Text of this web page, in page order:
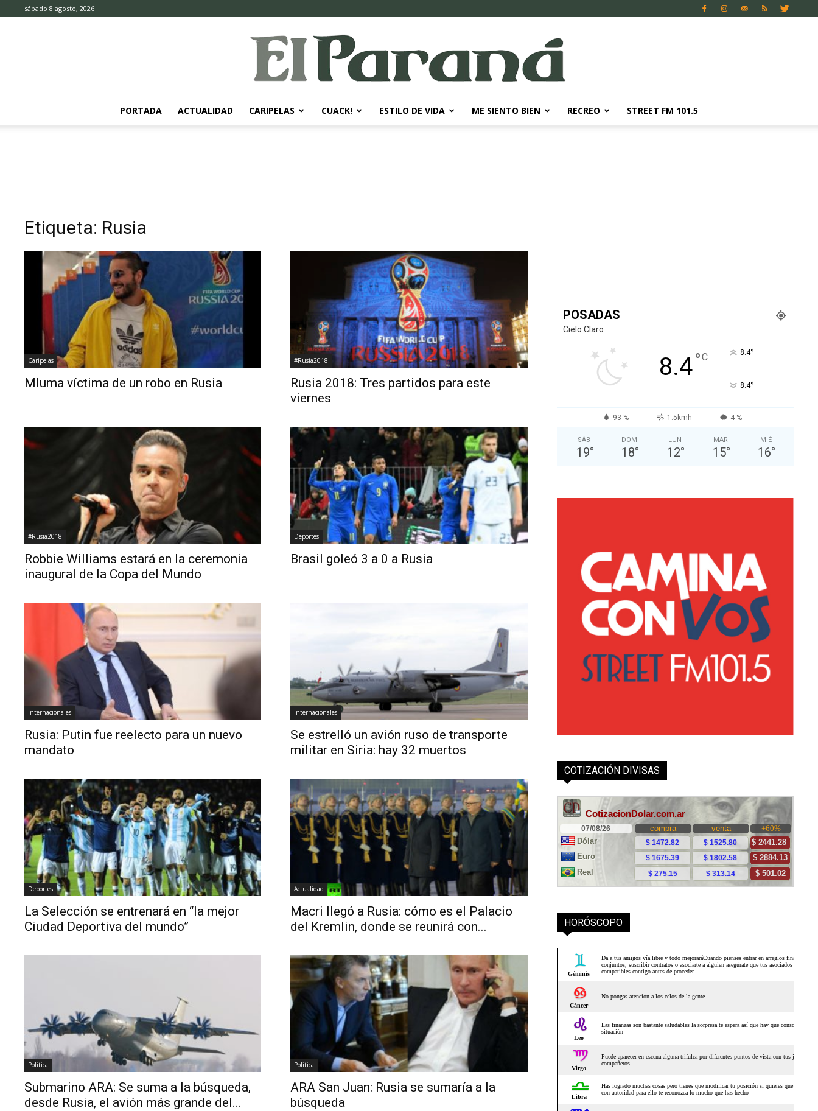
sábado 8 agosto, 2026
Diario
PORTADA ACTUALIDAD CARIPELAS CUACK! ESTILO DE VIDA ME SIENTO BIEN RECREO STREET FM 101.5
Etiqueta: Rusia
Caripelas
Mluma víctima de un robo en Rusia
#Rusia2018
Rusia 2018: Tres partidos para este
viernes
#Rusia2018
Robbie Williams estará en la ceremonia
inaugural de la Copa del Mundo
Deportes
Brasil goleó 3 a 0 a Rusia
Internacionales
Rusia: Putin fue reelecto para un nuevo
mandato
Internacionales
Se estrelló un avión ruso de transporte
militar en Siria: hay 32 muertos
Deportes
La Selección se entrenará en “la mejor
Ciudad Deportiva del mundo”
Actualidad
Macri llegó a Rusia: cómo es el Palacio
del Kremlin, donde se reunirá con...
Politica
Submarino ARA: Se suma a la búsqueda,
desde Rusia, el avión más grande del...
Politica
ARA San Juan: Rusia se sumaría a la
búsqueda
POSADAS
Cielo Claro
8.4°C 8.4°
8.4°
93 % 1.5kmh 4 %
SÁB
19°
DOM
18°
LUN
12°
MAR
15°
MIÉ
16°
COTIZACIÓN DIVISAS
HORÓSCOPO